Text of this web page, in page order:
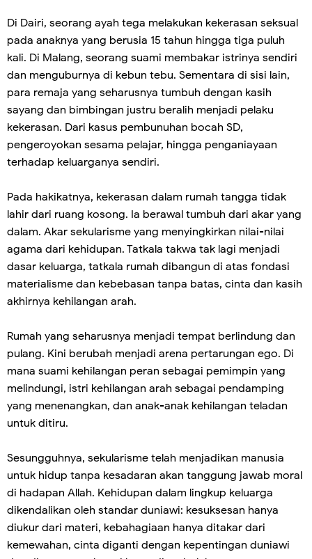
Di Dairi, seorang ayah tega melakukan kekerasan seksual
pada anaknya yang berusia 15 tahun hingga tiga puluh
kali. Di Malang, seorang suami membakar istrinya sendiri
dan menguburnya di kebun tebu. Sementara di sisi lain,
para remaja yang seharusnya tumbuh dengan kasih
sayang dan bimbingan justru beralih menjadi pelaku
kekerasan. Dari kasus pembunuhan bocah SD,
pengeroyokan sesama pelajar, hingga penganiayaan
terhadap keluarganya sendiri.
Pada hakikatnya, kekerasan dalam rumah tangga tidak
lahir dari ruang kosong. Ia berawal tumbuh dari akar yang
dalam. Akar sekularisme yang menyingkirkan nilai-nilai
agama dari kehidupan. Tatkala takwa tak lagi menjadi
dasar keluarga, tatkala rumah dibangun di atas fondasi
materialisme dan kebebasan tanpa batas, cinta dan kasih
akhirnya kehilangan arah.
Rumah yang seharusnya menjadi tempat berlindung dan
pulang. Kini berubah menjadi arena pertarungan ego. Di
mana suami kehilangan peran sebagai pemimpin yang
melindungi, istri kehilangan arah sebagai pendamping
yang menenangkan, dan anak-anak kehilangan teladan
untuk ditiru.
Sesungguhnya, sekularisme telah menjadikan manusia
untuk hidup tanpa kesadaran akan tanggung jawab moral
di hadapan Allah. Kehidupan dalam lingkup keluarga
dikendalikan oleh standar duniawi: kesuksesan hanya
diukur dari materi, kebahagiaan hanya ditakar dari
kemewahan, cinta diganti dengan kepentingan duniawi